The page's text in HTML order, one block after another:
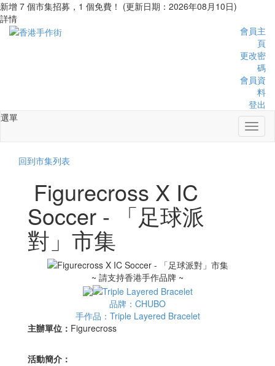
新增 7 個市集招募，1 個免費！ (更新日期：2026年08月10日)
詳情
會員主
頁
更改密
碼
會員資
料
登出
選單
回到市集列表
Figurecross X IC
Soccer - 「足球派
對」市集
~ 請支持香港手作品牌 ~
品牌：CHUBO
手作品：Triple Layered Bracelet
主辦單位： Figurecross
活動簡介：